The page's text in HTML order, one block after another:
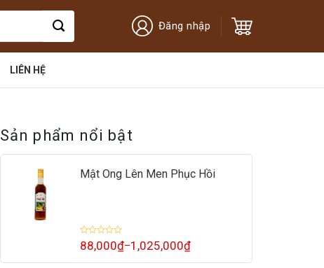
Đăng nhập
LIÊN HỆ
Sản phẩm nổi bật
Mật Ong Lên Men Phục Hồi
Được
xếp
88,000₫–1,025,000₫
Khoảng
giá: